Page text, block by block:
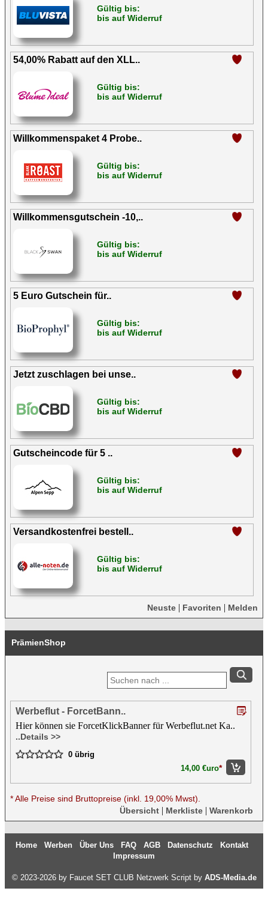
Gültig bis:
bis auf Widerruf
54,00% Rabatt auf den XLL..
Gültig bis:
bis auf Widerruf
Willkommenspaket 4 Probe..
Gültig bis:
bis auf Widerruf
Willkommensgutschein -10,..
Gültig bis:
bis auf Widerruf
5 Euro Gutschein für..
Gültig bis:
bis auf Widerruf
Jetzt zuschlagen bei unse..
Gültig bis:
bis auf Widerruf
Gutscheincode für 5 ..
Gültig bis:
bis auf Widerruf
Versandkostenfrei bestell..
Gültig bis:
bis auf Widerruf
Neuste | Favoriten | Melden
PrämienShop
Werbeflut - ForcetBann..
Hier können sie ForcetKlickBanner für Werbeflut.net Ka..
..Details >>
0 übrig
14,00 €uro*
* Alle Preise sind Bruttopreise (inkl. 19,00% Mwst).
Übersicht | Merkliste | Warenkorb
Home Werben Über Uns FAQ AGB Datenschutz
Kontakt
Impressum
© 2023-2026 by Faucet SET CLUB Netzwerk Script by ADS-Media.de